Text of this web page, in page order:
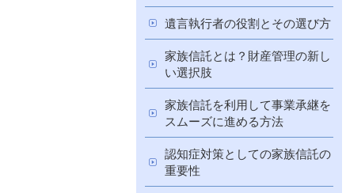
遺言執行者の役割とその選び方
家族信託とは？財産管理の新し
い選択肢
家族信託を利用して事業承継を
スムーズに進める方法
認知症対策としての家族信託の
重要性